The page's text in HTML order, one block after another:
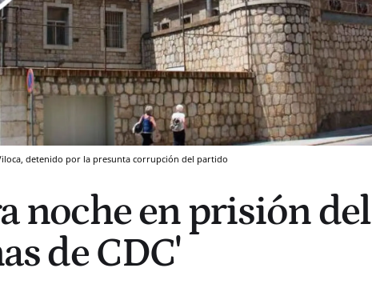
detenido por la presunta corrupción del partido
noche en prisión del
de CDC'